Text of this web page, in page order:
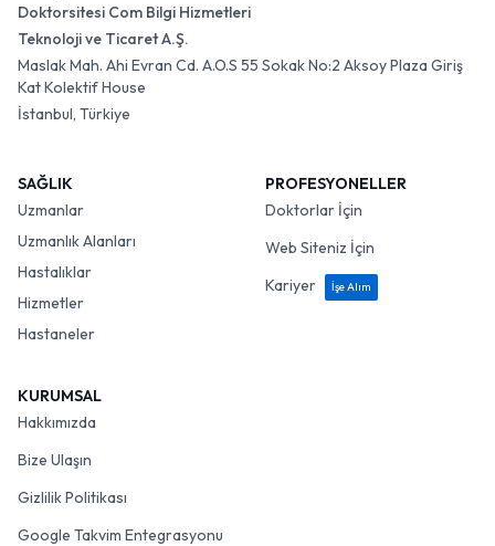
Doktorsitesi Com Bilgi Hizmetleri
Teknoloji ve Ticaret A.Ş.
Maslak Mah. Ahi Evran Cd. A.O.S 55 Sokak No:2 Aksoy Plaza Giriş
Kat Kolektif House
İstanbul, Türkiye
SAĞLIK
Uzmanlar
Uzmanlık Alanları
Hastalıklar
Hizmetler
Hastaneler
PROFESYONELLER
Doktorlar İçin
Web Siteniz İçin
Kariyer
İşe Alım
KURUMSAL
Hakkımızda
Bize Ulaşın
Gizlilik Politikası
Google Takvim Entegrasyonu